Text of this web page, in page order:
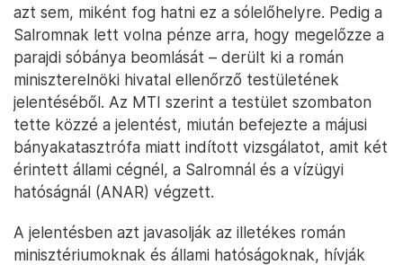
azt sem, miként fog hatni ez a sólelőhelyre. Pedig a
Salromnak lett volna pénze arra, hogy megelőzze a
parajdi sóbánya beomlását – derült ki a román
miniszterelnöki hivatal ellenőrző testületének
jelentéséből. Az MTI szerint a testület szombaton
tette közzé a jelentést, miután befejezte a májusi
bányakatasztrófa miatt indított vizsgálatot, amit két
érintett állami cégnél, a Salromnál és a vízügyi
hatóságnál (ANAR) végzett.
A jelentésben azt javasolják az illetékes román
minisztériumoknak és állami hatóságoknak, hívják